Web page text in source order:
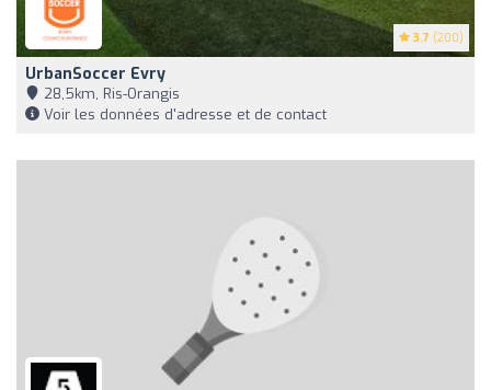
3.7 (200)
UrbanSoccer Evry
28,5km, Ris-Orangis
Voir les données d'adresse et de contact